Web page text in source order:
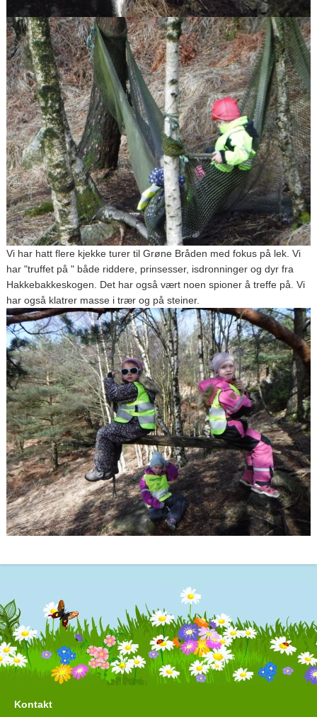
Vi har hatt flere kjekke turer til Grøne Bråden med fokus på lek. Vi
har "truffet på " både riddere, prinsesser, isdronninger og dyr fra
Hakkebakkeskogen. Det har også vært noen spioner å treffe på. Vi
har også klatrer masse i trær og på steiner.
Kontakt